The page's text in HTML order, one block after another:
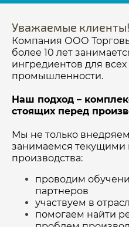
Уважаемые клиенты!
Компания ООО
более 10 лет
ингредиентов для
промышленности.
Наш подход –
стоящих перед
Мы не только
занимаемся текущими
производства:
проводим
партнеров
участвуем в
помогаем найти